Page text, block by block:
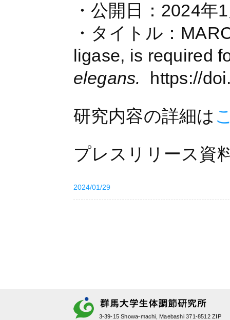
・公開日：2024年
・タイトル：
ligase, is required
elegans.
https://
研究内容の詳細は
プレスリリース資
2024/01/29
3-39-15 Showa-machi, Maebashi 371-8512 ZIP